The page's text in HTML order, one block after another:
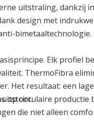
uitstraling, dankzij
design met
Elk profiel
ThermoFibra
Het resultaat: een
uitstoot.
op circulaire
die niet alleen